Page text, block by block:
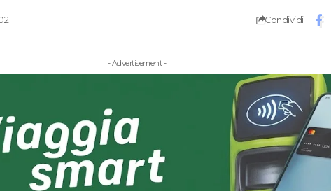
Condividi
- Advertisement -